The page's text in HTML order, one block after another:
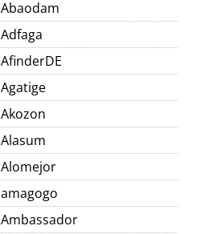
Abaodam
Adfaga
AfinderDE
Agatige
Akozon
Alasum
Alomejor
amagogo
Ambassador